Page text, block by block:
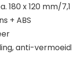
180 x 120 mm/
+ ABS
anti-